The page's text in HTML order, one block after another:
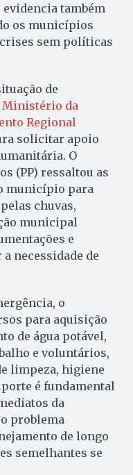
evidencia também
os municípios
sem políticas
de
Ministério da
Regional
solicitar apoio
O
(PP) ressaltou as
município para
chuvas,
municipal
e
necessidade de
o
para aquisição
de água potável,
e voluntários,
limpeza, higiene
é fundamental
da
problema
de longo
semelhantes se